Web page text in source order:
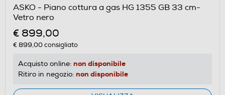
ASKO - Piano cottura a gas HG 1355 GB 33 cm-
Vetro nero
€ 899,00
€ 899,00consigliato
Acquisto online: non disponibile
Ritiro in negozio: non disponibile